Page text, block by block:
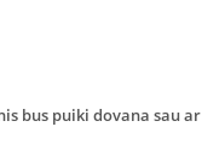
bus puiki dovana sau ar